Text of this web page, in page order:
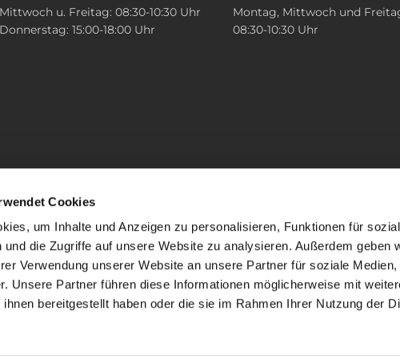
Cookies
um Inhalte und Anzeigen zu personalisieren, Funktionen für
und die Zugriffe auf unsere Website zu analysieren. Außerdem geben
Verwendung unserer Website an unsere Partner für soziale Medien,
Unsere Partner führen diese Informationen möglicherweise mit
bereitgestellt haben oder die sie im Rahmen Ihrer Nutzung der
Mittwoch u. Freitag: 08:30-10:30 Uhr
Donnerstag: 15:00-18:00 Uhr
Montag, Mittwoch und
08:30-10:30 Uhr
Impressum Datenschutzerklärung ChurchDesk-